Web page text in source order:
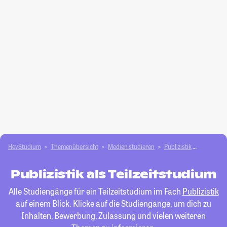
HeyStudium Themenübersicht Medien studieren Publizistik
Publizistik als Teilzeitstudium
Alle Studiengänge für ein Teilzeitstudium im Fach Publizistik
auf einem Blick. Klicke auf die Studiengänge, um dich zu
Inhalten, Bewerbung, Zulassung und vielen weiteren